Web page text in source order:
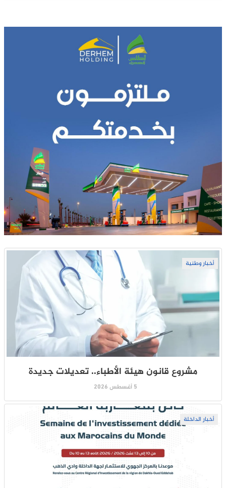
أخبار وطنية
مشروع قانون هيئة الأطباء.. تعديلات جديدة
5 أغسطس 2026
أخبار الداخلة